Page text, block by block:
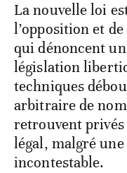
La nouvelle loi
l’opposition et
qui dénoncent
législation
techniques
arbitraire de
retrouvent privés
légal, malgré
incontestable.